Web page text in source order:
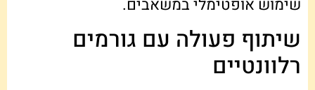
שימוש אופטימלי במשאבים.
שיתוף פעולה עם גורמים
רלוונטיים